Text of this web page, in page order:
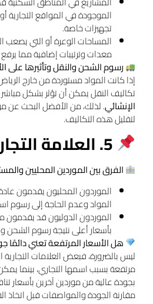
الموجودة في المواقع التجارية
تجهيزات خاصة.
المساحات الوعرة أو التي يصعب
معدات وترتيبات إضافية مما يرفع
رسوم الشحن والنقل وتأثيرها على
إذا كانت المواد مستوردة من خارج
تكاليف النقل يمكن أن تؤثر بشكل
الإنشائي. لذلك، من الأفضل البحث عن
لتقليل هذه التكاليف.
الفرق بين الموردين المحليين
الموردون المحليون يقدمون
المواد وعدم الحاجة إلى رسوم
الموردون الدوليون قد يقدمون
بأسعار أعلى نتيجة رسوم الشحن
هل الأسعار المرتفعة تعني
ليس بالضرورة، فبعض العلامات
مرتفعة بسبب اسمها التجاري، بينما
بجودة عالية من موردين آخرين بأسعار
مقارنة الجودة والمواصفات قبل اتخاذ